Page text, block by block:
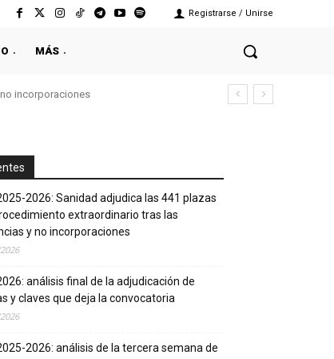
Registrarse / Unirse
MÁS
incorporaciones
2026: Sanidad adjudica las 441 plazas
extraordinario tras las
y no incorporaciones
análisis final de la adjudicación de
y claves que deja la convocatoria
2026: análisis de la tercera semana de